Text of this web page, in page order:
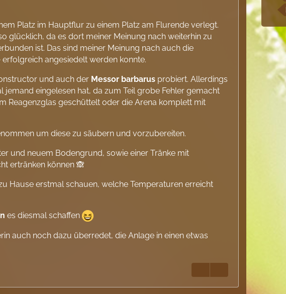
Platz im Hauptflur zu einem Platz am Flurende verlegt.
glücklich, da es dort meiner Meinung nach weiterhin zu
ist. Das sind meiner Meinung nach auch die
erfolgreich angesiedelt werden konnte.
und auch der Messor barbarus probiert. Allerdings
jemand eingelesen hat, da zum Teil grobe Fehler gemacht
Reagenzglas geschüttelt oder die Arena komplett mit
um diese zu säubern und vorzubereiten.
und neuem Bodengrund, sowie einer Tränke mit
ertränken können 🙈
Hause erstmal schauen, welche Temperaturen erreicht
es diesmal schaffen
auch noch dazu überredet, die Anlage in einen etwas